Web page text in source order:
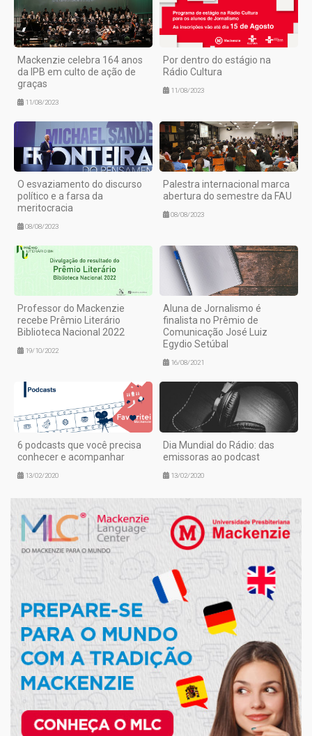
Mackenzie celebra 164 anos
da IPB em culto de ação de
graças
11/08/2023
Por dentro do estágio na
Rádio Cultura
11/08/2023
O esvaziamento do discurso
político e a farsa da
meritocracia
08/08/2023
Palestra internacional marca
abertura do semestre da FAU
08/08/2023
Professor do Mackenzie
recebe Prêmio Literário
Biblioteca Nacional 2022
19/10/2022
Aluna de Jornalismo é
finalista no Prêmio de
Comunicação José Luiz
Egydio Setúbal
16/08/2021
6 podcasts que você precisa
conhecer e acompanhar
13/02/2020
Dia Mundial do Rádio: das
emissoras ao podcast
13/02/2020